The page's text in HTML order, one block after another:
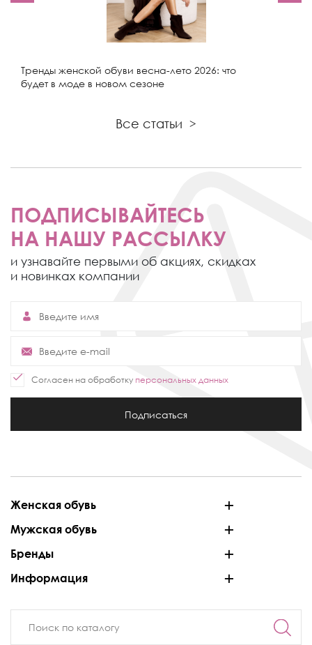
Тренды женской обуви весна-лето 2026: что
будет в моде в новом сезоне
Все статьи >
ПОДПИСЫВАЙТЕСЬ
НА НАШУ РАССЫЛКУ
и узнавайте первыми об акциях, скидках
и новинках компании
Согласен на обработку персональных данных
Подписаться
Женская обувь
Мужская обувь
Бренды
Информация